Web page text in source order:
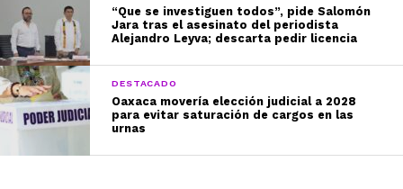
“Que se investiguen todos”, pide Salomón
Jara tras el asesinato del periodista
Alejandro Leyva; descarta pedir licencia
DESTACADO
Oaxaca movería elección judicial a 2028
para evitar saturación de cargos en las
urnas